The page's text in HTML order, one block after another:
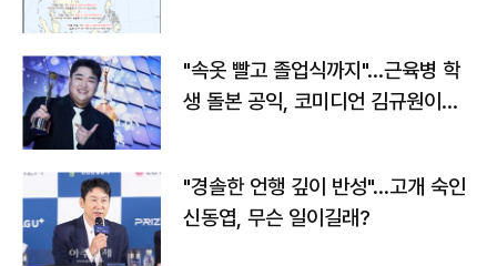
"속옷 빨고 졸업식까지"…근육병 학
생 돌본 공익, 코미디언 김규원이었
"경솔한 언행 깊이 반성"…고개 숙인
신동엽, 무슨 일이길래?